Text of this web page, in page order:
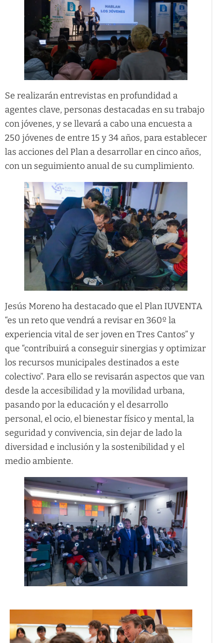
Se realizarán entrevistas en profundidad a
agentes clave, personas destacadas en su trabajo
con jóvenes, y se llevará a cabo una encuesta a
250 jóvenes de entre 15 y 34 años, para establecer
las acciones del Plan a desarrollar en cinco años,
con un seguimiento anual de su cumplimiento.
Jesús Moreno ha destacado que el Plan IUVENTA
“es un reto que vendrá a revisar en 360º la
experiencia vital de ser joven en Tres Cantos” y
que “contribuirá a conseguir sinergias y optimizar
los recursos municipales destinados a este
colectivo”. Para ello se revisarán aspectos que van
desde la accesibilidad y la movilidad urbana,
pasando por la educación y el desarrollo
personal, el ocio, el bienestar físico y mental, la
seguridad y convivencia, sin dejar de lado la
diversidad e inclusión y la sostenibilidad y el
medio ambiente.